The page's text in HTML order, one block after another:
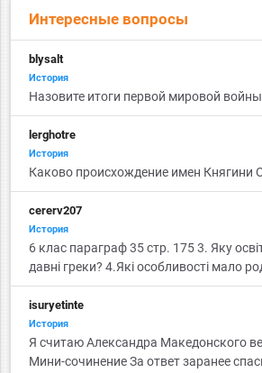
Интересные вопросы
blysalt
История
Назовите итоги первой мировой
lerghotre
История
Каково происхождение имен Княгини
cererv207
История
6 клас параграф 35 стр. 175 3. Яку
давні греки? 4.Які особливості мало
isuryetinte
История
Я считаю Александра Македонского
Мини-сочинение За ответ заранее